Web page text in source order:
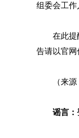
组委会工作
在此提
告请以官网
（来
谣言：